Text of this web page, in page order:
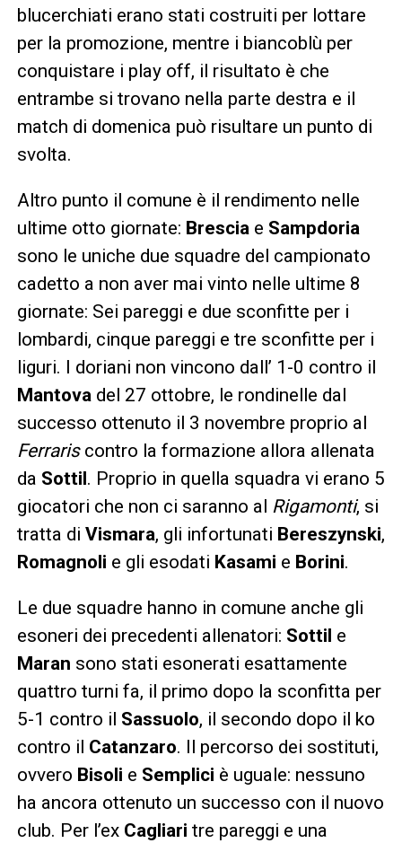
blucerchiati erano stati costruiti per lottare
per la promozione, mentre i biancoblù per
conquistare i play off, il risultato è che
entrambe si trovano nella parte destra e il
match di domenica può risultare un punto di
svolta.
Altro punto il comune è il rendimento nelle
ultime otto giornate: Bresciae Sampdoria
sono le uniche due squadre del campionato
cadetto a non aver mai vinto nelle ultime 8
giornate: Sei pareggi e due sconfitte per i
lombardi, cinque pareggi e tre sconfitte per i
liguri. I doriani non vincono dall’ 1-0 contro il
Mantova del 27 ottobre, le rondinelle dal
successo ottenuto il 3 novembre proprio al
Ferrariscontro la formazione allora allenata
da Sottil. Proprio in quella squadra vi erano 5
giocatori che non ci saranno al Rigamonti, si
tratta di Vismara, gli infortunati Bereszynski,
Romagnoli e gli esodati Kasami e Borini.
Le due squadre hanno in comune anche gli
esoneri dei precedenti allenatori: Sottil e
Maran sono stati esonerati esattamente
quattro turni fa, il primo dopo la sconfitta per
5-1 contro il Sassuolo, il secondo dopo il ko
contro il Catanzaro. Il percorso dei sostituti,
ovvero Bisoli e Semplici è uguale: nessuno
ha ancora ottenuto un successo con il nuovo
club. Per l’ex Cagliari tre pareggi e una